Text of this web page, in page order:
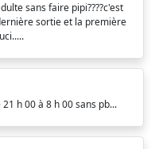
sans faire pipi????c'est
sortie et la première
h 00 à 8 h 00 sans pb...